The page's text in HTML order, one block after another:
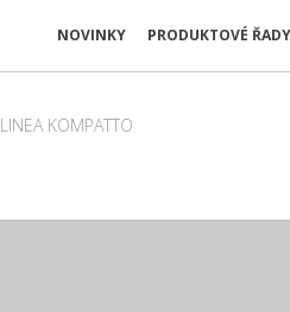
NOVINKY PRODUKTOVÉ ŘADY
LINEA KOMPATTO